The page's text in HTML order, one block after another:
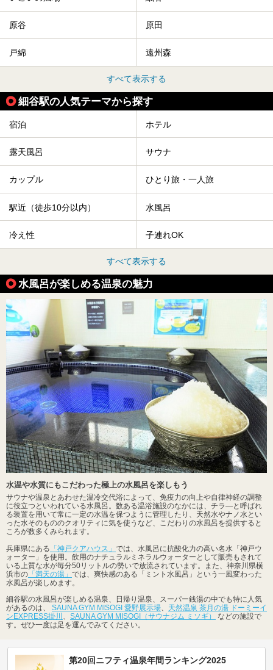
原谷 原田
戸綿 遠州森
すべて表示する
細谷駅の人気テーマから探す
宿泊 ホテル
露天風呂 サウナ
カップル ひとり旅・一人旅
駅近（徒歩10分以内） 水風呂
冷え性 子連れOK
すべて表示する
水風呂が楽しめる温泉の魅力
水温や水質にもこだわった極上の水風呂を楽しもう
サウナや温泉とあわせた温冷交代浴によって、免疫力の向上や自律神経の調整
に役立つといわれている水風呂。数ある温浴施設のなかには、チラ―と呼ばれ
る装置を用いて常に一定の水温を保つように管理したり、天然水やナノ水とい
った水そのもののクオリティに気を使うなど、こだわりの水風呂を提供すると
ころが数多くみられます。
兵庫県にある 「神戸クアハウス」 では、水風呂に抗酸化力の高い名水「神戸ウ
ォーター」を使用。飲用のナチュラルミネラルウォーターとして販売もされて
いる上質な水が毎分50リットルの勢いで放流されています。また、神奈川県横
浜市の 「満天の湯」 では、爽快感のある「ミント水風呂」という一風変わった
水風呂が楽しめます。
細谷駅の水風呂が楽しめる温泉、日帰り温泉、スーパー銭湯の中でも特に人気
があるのは、 SAUNA GYM MISOGI 愛野展示場
天然温泉 茶月の湯 ドーミーイ
ンEXPRESS掛川
SAUNA GYM MISOGI（サウナジム ミソギ）
などの施設で
す。ぜひ一度は足を運んでみてください。
第20回ニフティ温泉年間ランキング2025